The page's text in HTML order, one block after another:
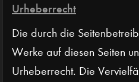
Urheberrecht
Die durch die
Werke auf diesen Seiten
Urheberrecht. Die